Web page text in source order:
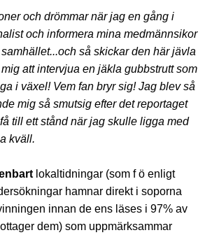
och drömmar när jag en gång i
och informera mina medmännsikor
så skickar den här jävla
att intervjua en jäkla gubbstrutt som
i växel! Vem fan bryr sig! Jag blev så
mig så smutsig efter det reportaget
till ett stånd när jag skulle ligga med
kväll.
lokaltidningar (som f ö enligt
hamnar direkt i soporna
innan de ens läses i 97% av
dem) som uppmärksammar